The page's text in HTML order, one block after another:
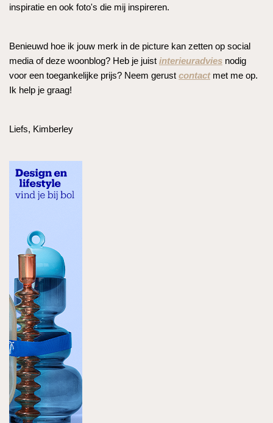
inspiratie en ook foto's die mij inspireren.
Benieuwd hoe ik jouw merk in de picture kan zetten op social
media of deze woonblog? Heb je juist interieuradvies nodig
voor een toegankelijke prijs? Neem gerust contactmet me op.
Ik help je graag!
Liefs, Kimberley